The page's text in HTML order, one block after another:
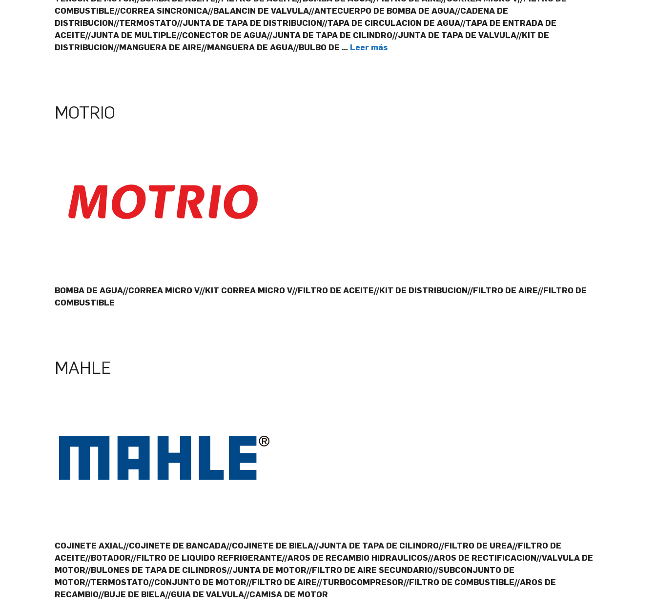
COMBUSTIBLE//CORREA SINCRONICA//BALANCIN DE VALVULA//ANTECUERPO DE BOMBA DE AGUA//CADENA DE
DISTRIBUCION//TERMOSTATO//JUNTA DE TAPA DE DISTRIBUCION//TAPA DE CIRCULACION DE AGUA//TAPA DE ENTRADA DE
ACEITE//JUNTA DE MULTIPLE//CONECTOR DE AGUA//JUNTA DE TAPA DE CILINDRO//JUNTA DE TAPA DE VALVULA//KIT DE
DISTRIBUCION//MANGUERA DE AIRE//MANGUERA DE AGUA//BULBO DE … Leer más
MOTRIO
BOMBA DE AGUA//CORREA MICRO V//KIT CORREA MICRO V//FILTRO DE ACEITE//KIT DE DISTRIBUCION//FILTRO DE AIRE//FILTRO DE
COMBUSTIBLE
MAHLE
COJINETE AXIAL//COJINETE DE BANCADA//COJINETE DE BIELA//JUNTA DE TAPA DE CILINDRO//FILTRO DE UREA//FILTRO DE
ACEITE//BOTADOR//FILTRO DE LIQUIDO REFRIGERANTE//AROS DE RECAMBIO HIDRAULICOS//AROS DE RECTIFICACION//VALVULA DE
MOTOR//BULONES DE TAPA DE CILINDROS//JUNTA DE MOTOR//FILTRO DE AIRE SECUNDARIO//SUBCONJUNTO DE
MOTOR//TERMOSTATO//CONJUNTO DE MOTOR//FILTRO DE AIRE//TURBOCOMPRESOR//FILTRO DE COMBUSTIBLE//AROS DE
RECAMBIO//BUJE DE BIELA//GUIA DE VALVULA//CAMISA DE MOTOR